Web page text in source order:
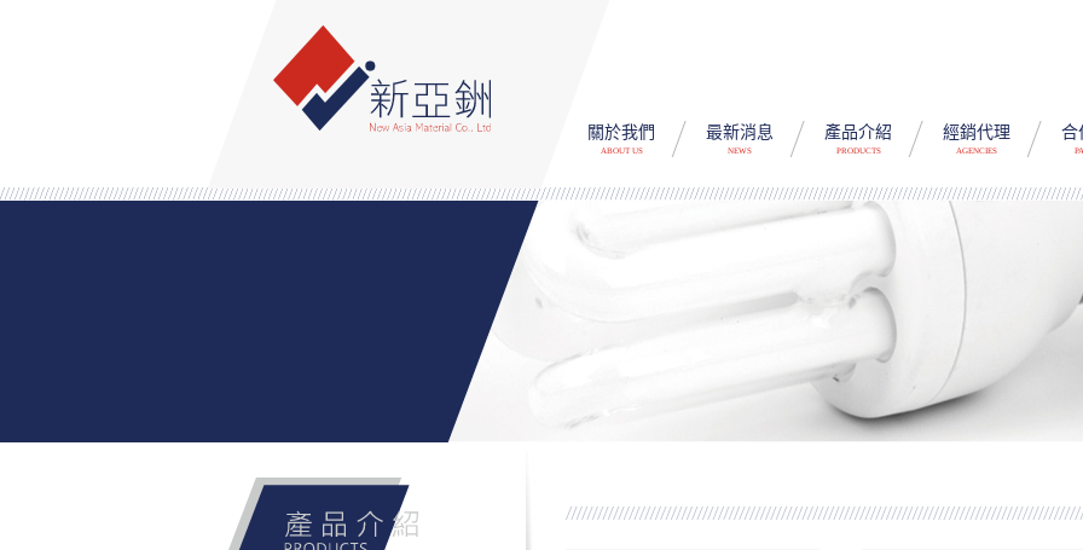
關於我們
ABOUT US
最新消息
NEWS
產品介紹
PRODUCTS
經銷代理
AGENCIES
合